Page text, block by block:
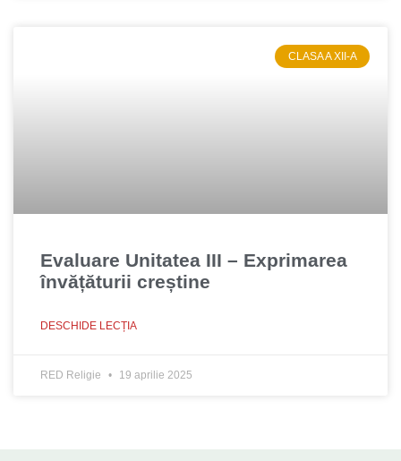
CLASA A XII-A
Evaluare Unitatea III – Exprimarea
învățăturii creștine
DESCHIDE LECȚIA
RED Religie 19 aprilie 2025